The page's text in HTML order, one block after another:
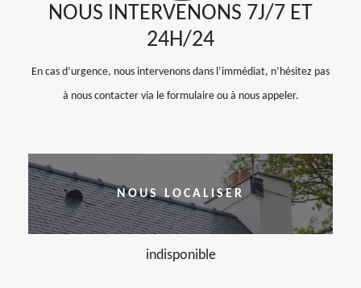
NOUS INTERVENONS 7J/7 ET
24H/24
En cas d’urgence, nous intervenons dans l’immédiat, n’hésitez pas
à nous contacter via le formulaire ou à nous appeler.
NOUS LOCALISER
indisponible